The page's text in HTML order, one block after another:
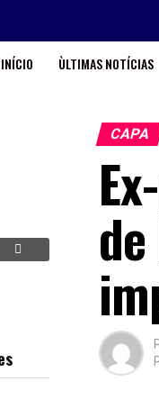
INÍCIO ÙLTIMAS NOTÍCIAS
CAPA